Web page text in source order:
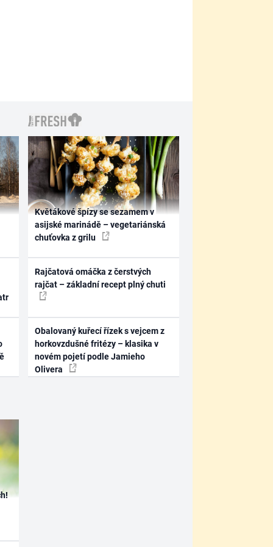
Květákové špízy se sezamem v
asijské marinádě – vegetariánská
chuťovka z grilu
Rajčatová omáčka z čerstvých
rajčat – základní recept plný chuti
Obalovaný kuřecí řízek s vejcem z
horkovzdušné fritézy – klasika v
novém pojetí podle Jamieho
Olivera